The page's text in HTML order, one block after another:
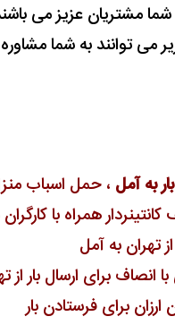
مشتریان عزیز می
می توانند به شما
به آمل ، حمل اسباب
همراه با
تهران به آمل
با انصاف برای ارسال بار از
ارزان برای فرستادن بار